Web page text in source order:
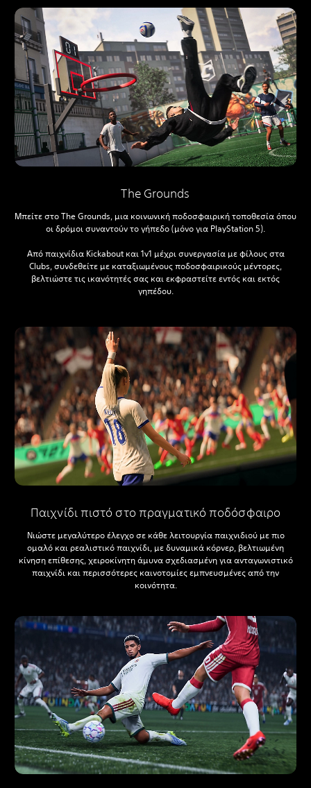
The Grounds
Μπείτε στο The Grounds, μια κοινωνική ποδοσφαιρική τοποθεσία όπου
οι δρόμοι συναντούν το γήπεδο (μόνο για PlayStation 5).
Από παιχνίδια Kickabout και 1v1 μέχρι συνεργασία με φίλους στα
Clubs, συνδεθείτε με καταξιωμένους ποδοσφαιρικούς μέντορες,
βελτιώστε τις ικανότητές σας και εκφραστείτε εντός και εκτός
γηπέδου.
Παιχνίδι πιστό στο πραγματικό ποδόσφαιρο
Νιώστε μεγαλύτερο έλεγχο σε κάθε λειτουργία παιχνιδιού με πιο
ομαλό και ρεαλιστικό παιχνίδι, με δυναμικά κόρνερ, βελτιωμένη
κίνηση επίθεσης, χειροκίνητη άμυνα σχεδιασμένη για ανταγωνιστικό
παιχνίδι και περισσότερες καινοτομίες εμπνευσμένες από την
κοινότητα.